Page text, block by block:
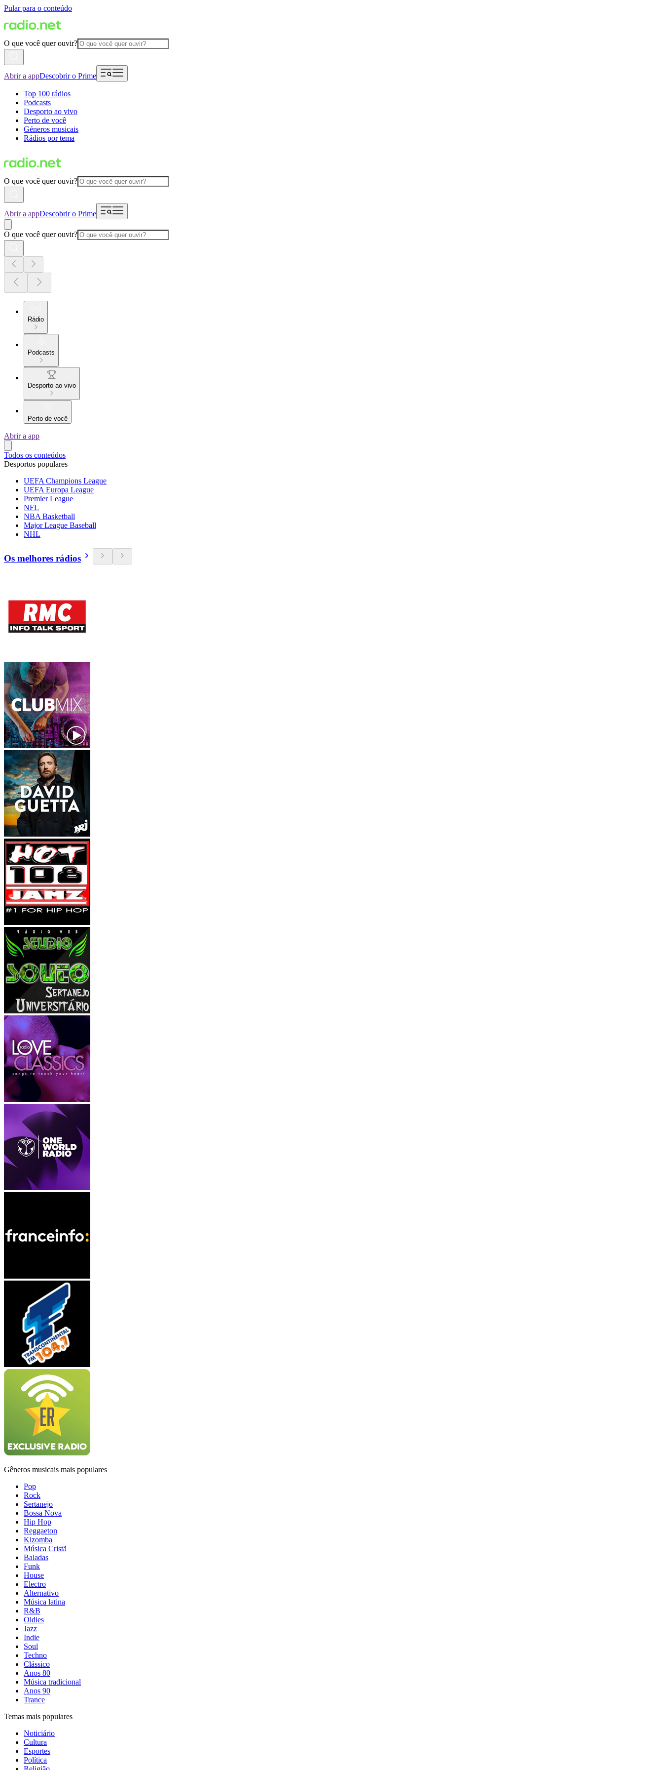
Pular para o conteúdo
O que você quer ouvir?
Abrir a appDescobrir o Prime
Top 100 rádios
Podcasts
Desporto ao vivo
Perto de você
Géneros musicais
Rádios por tema
O que você quer ouvir?
Abrir a appDescobrir o Prime
O que você quer ouvir?
Rádio
Podcasts
Desporto ao vivo
Perto de você
Abrir a app
Todos os conteúdos
Desportos populares
UEFA Champions League
UEFA Europa League
Premier League
NFL
NBA Basketball
Major League Baseball
NHL
Os melhores rádios
Gêneros musicais mais populares
Pop
Rock
Sertanejo
Bossa Nova
Hip Hop
Reggaeton
Kizomba
Música Cristã
Baladas
Funk
House
Electro
Alternativo
Música latina
R&B
Oldies
Jazz
Indie
Soul
Techno
Clássico
Anos 80
Música tradicional
Anos 90
Trance
Temas mais populares
Noticiário
Cultura
Esportes
Política